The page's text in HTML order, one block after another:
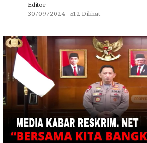
Editor
30/09/2024
512 Dilihat